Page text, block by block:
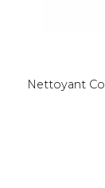
Nettoyant